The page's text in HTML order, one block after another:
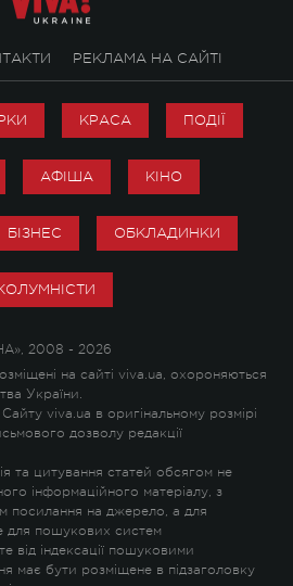
РЕКЛАМА НА САЙТІ
КРАСА ПОДІЇ
АФІША КІНО
БІЗНЕС ОБКЛАДИНКИ
2008 - 2026
на сайті viva.ua, охороняються
України.
viva.ua в оригінальному розмірі
дозволу редакції
та цитування статей обсягом не
інформаційного матеріалу, з
посилання на джерело, а для
для пошукових систем
від індексації пошуковими
має бути розміщене в підзаголовку